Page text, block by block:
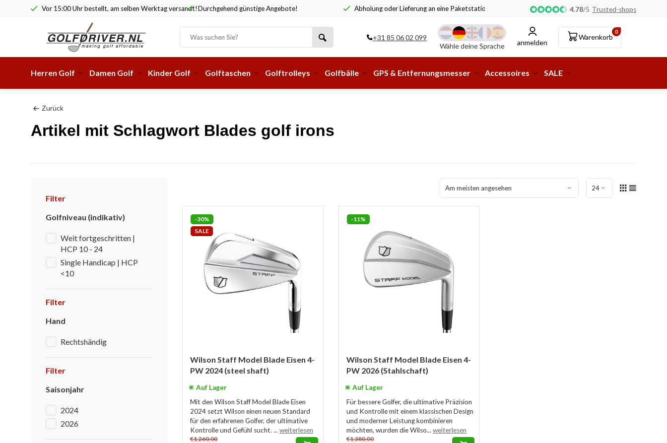
Vor 15:00 Uhr bestellt, am selben Werktag versandt!Durchgehend günstige Angebote! Abholung oder Lieferung an eine Paketstation möglich! 4.78/5 Trusted-shops
+31 85 06 02 099
Wähle deine Sprache
anmelden
0
Warenkorb
Herren Golf Damen Golf Kinder Golf Golftaschen Golftrolleys Golfbälle GPS & Entfernungsmesser Accessoires SALE
Zurück
Artikel mit Schlagwort Blades golf irons
Filter
Golfniveau (indikativ)
Weit fortgeschritten |
HCP 10 - 24
Single Handicap | HCP
<10
Filter
Hand
Rechtshändig
Filter
Saisonjahr
2024
2026
-30%
SALE
Wilson Staff Model Blade Eisen 4-
PW 2024 (steel shaft)
Auf Lager
Mit den Wilson Staff Model Blade Eisen
2024 setzt Wilson einen neuen Standard
für den erfahrenen Golfer, der ultimative
Kontrolle und Gefühl sucht. ... weiterlesen
€1.260,00
-11%
Wilson Staff Model Blade Eisen 4-
PW 2026 (Stahlschaft)
Auf Lager
Für bessere Golfer, die ultimative Präzision
und Kontrolle mit einem klassischen Design
und moderner Leistung kombinieren
möchten, wurden die Wilso... weiterlesen
€1.380,00